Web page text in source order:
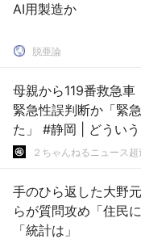
AI用製造か
脱亜論
母親から119番救急
緊急性誤判断か「緊
た」 #静岡
２ちゃんねるニュース超
手のひら返した大野
らが質問攻め「住民
「統計は」